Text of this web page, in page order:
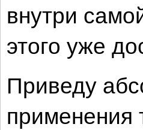
внутри
этого уже
Приведу
применения